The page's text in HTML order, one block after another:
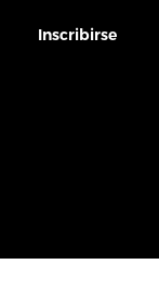
Inscribirse